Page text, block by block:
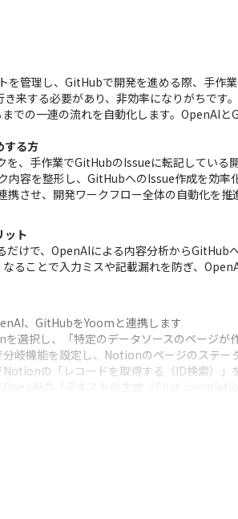
管理し、GitHubで開発を進める際、手作
来する必要があり、非効率になりがちで
での一連の流れを自動化します。OpenAI
する方
、手作業でGitHubのIssueに転記している
内容を整形し、GitHubへのIssue作成を効率
させ、開発ワークフロー全体の自動化を推
ット
けで、OpenAIによる内容分析からGitHub
ることで入力ミスや記載漏れを防ぎ、
、GitHubをYoomと連携します
選択し、「特定のデータソースのページが
岐機能を設定し、Notionのページのステ
の「レコードを取得する（ID検索）
OpenAIの「テキストの生成（Chat